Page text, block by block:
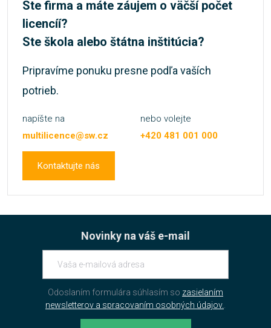
Ste firma a máte záujem o väčší počet
licencíí?
Ste škola alebo štátna inštitúcia?
Pripravíme ponuku presne podľa vaších
potrieb.
napíšte na
multilicence@sw.cz
nebo volejte
+420 481 001 000
Kontaktujte nás
Novinky na váš e-mail
Odoslaním formulára súhlasím so zasielaním
newsletterov a spracovaním osobných údajov..